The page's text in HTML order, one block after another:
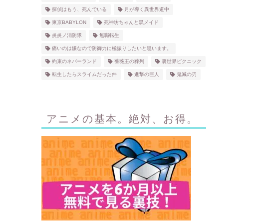
探偵はもう、死んでいる 月が導く異世界道中
東京BABYLON 死神坊ちゃんと黒メイド
炎炎ノ消防隊 無職転生
痛いのは嫌なので防御力に極振りしたいと思います。
約束のネバーランド 薔薇王の葬列 裏世界ピクニック
転生したらスライムだった件 進撃の巨人 鬼滅の刃
アニメの基本。絶対、お得。